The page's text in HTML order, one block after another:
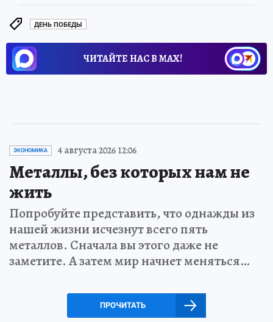
ДЕНЬ ПОБЕДЫ
ЧИТАЙТЕ НАС В МАХ!
ЭКОНОМИКА 4 августа 2026 12:06
Металлы, без которых нам не
жить
Попробуйте представить, что однажды из
нашей жизни исчезнут всего пять
металлов. Сначала вы этого даже не
заметите. А затем мир начнет меняться…
ПРОЧИТАТЬ